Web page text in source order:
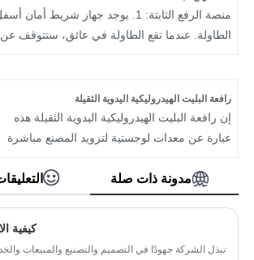
الأحمال الثقيلة من مكان إلى آخر.منصة الرفع الثابتة: 1. يوجد جهاز شريط أمان
الطاولة. عندما تقع الطاولة في عائق، ستتوقف عن
محطة ضخ عالية الجودة مستوردة لجعل البضائع
ترفع بسلاسة وقوة 4. اعتماد تصميم شوكة مقصية
مضادة للقرصة لمنع إصابة القرصة، مع وظيفة
بشكل إسفين آمن لسهولة الصيانة الأساسية
رافعة البليت الهيدروليكية اليدوية الثقيلة
إن رافعة البليت الهيدروليكية اليدوية الثقيلة هذه
عبارة عن معدات لوجستية لتزويد المصنع مباشرة
البليت الهيدروليكية اليدوية بمضخة هيدروليكية
مدمجة مضادة للتسرب وإطار حمل سميك، مع
الأسطح الأرضية. تساعد خيارات الحمولة المتعددة
مدونة ذات صلة
كيفية
تبذل الشركة جهودًا في التصميم والتصنيع والمبيعات